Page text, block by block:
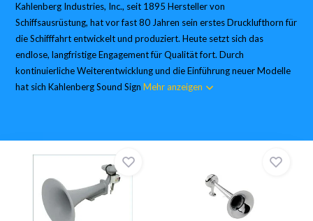
Kahlenberg Industries, Inc., seit 1895 Hersteller von
Schiffsausrüstung, hat vor fast 80 Jahren sein erstes Drucklufthorn für
die Schifffahrt entwickelt und produziert. Heute setzt sich das
endlose, langfristige Engagement für Qualität fort. Durch
kontinuierliche Weiterentwicklung und die Einführung neuer Modelle
hat sich Kahlenberg Sound SignMehr anzeigen